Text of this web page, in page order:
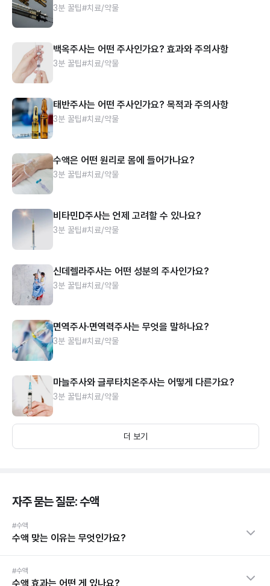
3분 꿀팁#치료/약물
백옥주사는 어떤 주사인가요? 효과와 주의사항
3분 꿀팁#치료/약물
태반주사는 어떤 주사인가요? 목적과 주의사항
3분 꿀팁#치료/약물
수액은 어떤 원리로 몸에 들어가나요?
3분 꿀팁#치료/약물
비타민D주사는 언제 고려할 수 있나요?
3분 꿀팁#치료/약물
신데렐라주사는 어떤 성분의 주사인가요?
3분 꿀팁#치료/약물
면역주사·면역력주사는 무엇을 말하나요?
3분 꿀팁#치료/약물
마늘주사와 글루타치온주사는 어떻게 다른가요?
3분 꿀팁#치료/약물
더 보기
자주 묻는 질문: 수액
#수액
수액 맞는 이유는 무엇인가요?
#수액
수액 효과는 어떤 게 있나요?